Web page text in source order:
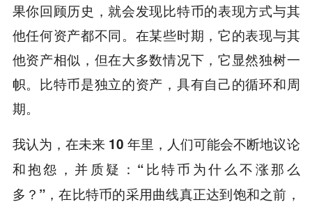
果你回顾历史，就会发现比特币的表现方式与其
他任何资产都不同。在某些时期，它的表现与其
他资产相似，但在大多数情况下，它显然独树一
帜。比特币是独立的资产，具有自己的循环和周
期。
我认为， 在未来 10 年里，人们可能会不断地议论
和抱怨，并质疑：“比特币为什么不涨那么
多？”，在比特币的采用曲线真正达到饱和之前，